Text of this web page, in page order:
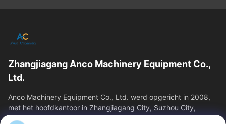
Zhangjiagang Anco Machinery Equipment Co.,
Ltd.
Anco Machinery Equipment Co., Ltd. werd opgericht in 2008,
met het hoofdkantoor in Zhangjiagang City, Suzhou City,
Jiangsu Province. Het is een...